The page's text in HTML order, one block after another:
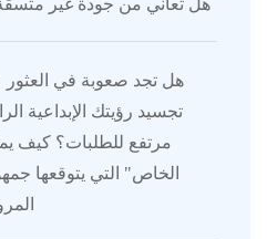
هل تجد صعوبة في
تجسيد رؤيتك الإبداعية
مرتفع للطلبات؟ كيف
الخاص" التي يتوقعها